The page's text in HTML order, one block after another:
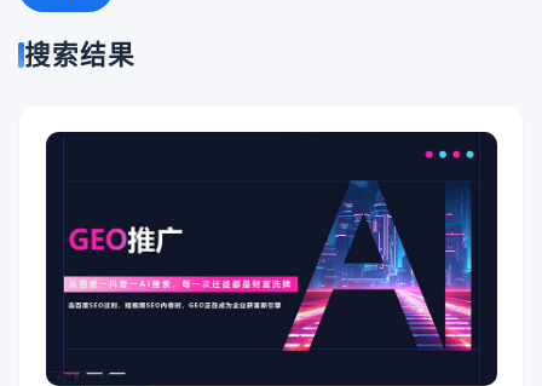
搜索结果